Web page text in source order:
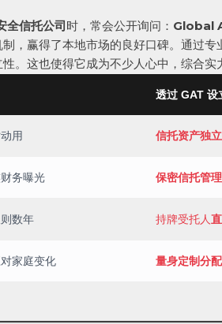
全信托公司时，常会公开询问： Global
，赢得了本地市场的良好口碑。通过专
。这也使得它成为不少人心中，综合实
透过 GAT 设
用 信托资产独
务曝光 保密信托管理
数年 持牌受托人
家庭变化 量身定制分